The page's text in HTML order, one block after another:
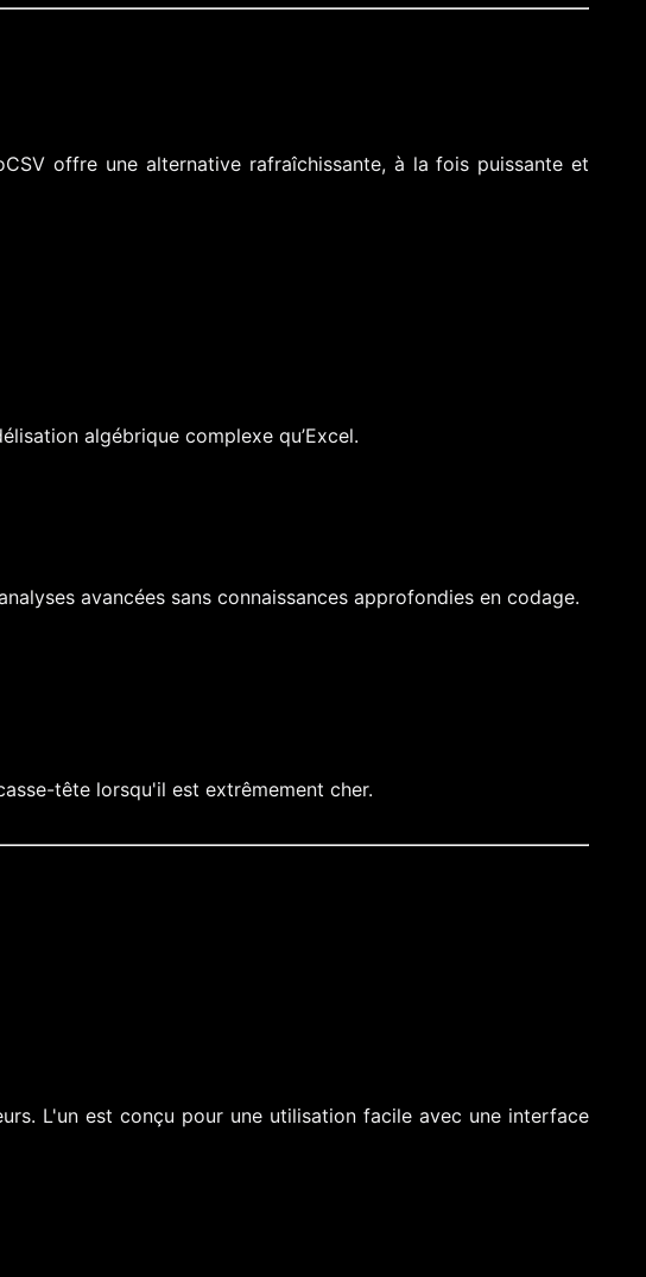
offre une alternative rafraîchissante, à la fois puissante et
algébrique complexe qu’Excel.
avancées sans connaissances approfondies en codage.
tête lorsqu'il est extrêmement cher.
L'un est conçu pour une utilisation facile avec une interface